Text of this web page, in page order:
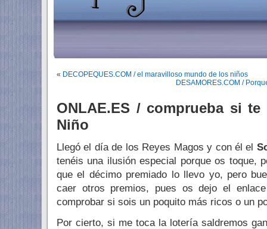
« DECOPEQUES.COM / el maravilloso mundo de los niños
DESAMORES.COM /
ONLAE.ES / comprueba si
Niño
Llegó el día de los Reyes Magos y con él el
tenéis una ilusión especial porque os toque,
que el décimo premiado lo llevo yo, pero
caer otros premios, pues os dejo el
comprobar si sois un poquito más ricos o un
Por cierto, si me toca la lotería saldremos